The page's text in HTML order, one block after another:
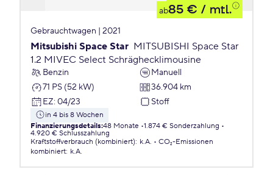
ab85 € / mtl.
Gebrauchtwagen | 2021
Mitsubishi Space Star MITSUBISHI Space Star
1.2 MIVEC Select Schräghecklimousine
Benzin
Manuell
71 PS (52 kW)
36.904 km
EZ: 04/23 Stoff
in 4 bis 8 Wochen
Finanzierungsdetails:48 Monate 1.874 € Sonderzahlung
4.920 € Schlusszahlung
Kraftstoffverbrauch (kombiniert): k.A.
CO₂-Emissionen
kombiniert: k.A.